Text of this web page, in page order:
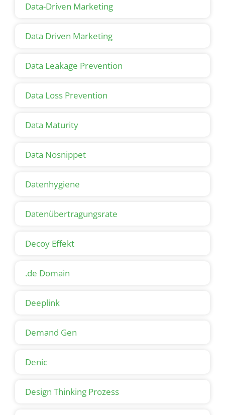
Data-Driven Marketing
Data Driven Marketing
Data Leakage Prevention
Data Loss Prevention
Data Maturity
Data Nosnippet
Datenhygiene
Datenübertragungsrate
Decoy Effekt
.de Domain
Deeplink
Demand Gen
Denic
Design Thinking Prozess